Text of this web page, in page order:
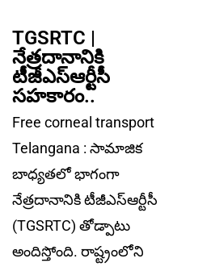
TGSRTC |
నేత్ర‌దానానికి
టీజీఎస్ఆర్టీసీ
సహకారం..
Free corneal transport
Telangana : సామాజిక
బాధ్య‌త‌లో భాగంగా
నేత్ర‌దానానికి టీజీఎస్ఆర్టీసీ
(TGSRTC) తోడ్పాటు
అందిస్తోంది. రాష్ట్రంలోని